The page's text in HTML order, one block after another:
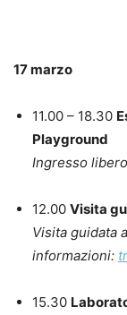
17 marzo
11.00 – 18.30
Playground
Ingresso
12.00 Visita
Visita guidata
informazioni:
15.30